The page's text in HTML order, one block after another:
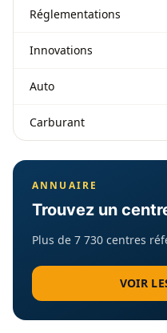
Réglementations
Innovations
Auto
Carburant
ANNUAIRE
Trouvez un
Plus de 7 730 centres
VOIR